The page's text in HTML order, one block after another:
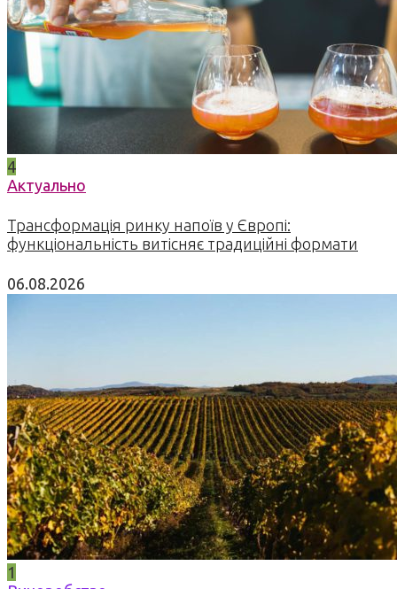
4
Актуально
Трансформація ринку напоїв у Європі:
функціональність витісняє традиційні формати
06.08.2026
1